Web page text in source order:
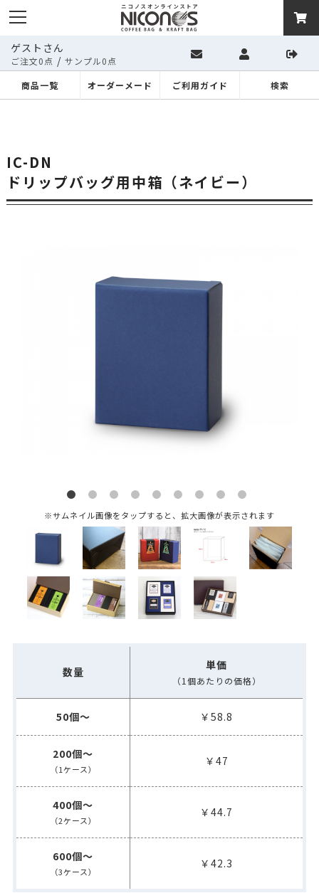
ゲストさん
ご注文0点 / サンプル0点
商品一覧
オーダーメード ご利用ガイド 検索
IC-DN
ドリップバッグ用中箱（ネイビー）
※サムネイル画像をタップすると、拡大画像が表示されます
数量 単価
（1個あたりの価格）
50個～ ￥58.8
200個～
（1ケース）
￥47
400個～
（2ケース）
￥44.7
600個～
（3ケース）
￥42.3